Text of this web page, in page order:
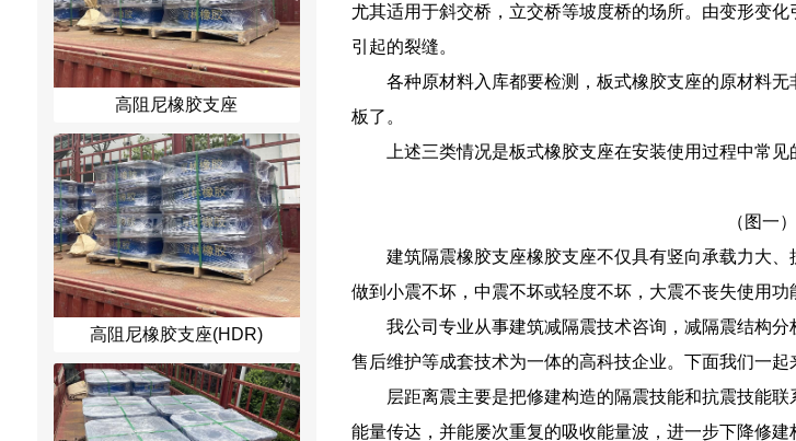
高阻尼橡胶支座
高阻尼橡胶支座(HDR)
尤其适用于斜交桥，立交桥等坡度桥的场所。由变形变
引起的裂缝。
各种原材料入库都要检测，板式橡胶支座的原材料
板了。
上述三类情况是板式橡胶支座在安装使用过程中常
（图一
建筑隔震橡胶支座橡胶支座不仅具有竖向承载力大
做到小震不坏，中震不坏或轻度不坏，大震不丧失使用功
我公司专业从事建筑减隔震技术咨询，减隔震结构
售后维护等成套技术为一体的高科技企业。下面我们一
层距离震主要是把修建构造的隔震技能和抗震技能
能量传达，并能屡次重复的吸收能量波，进一步下降修